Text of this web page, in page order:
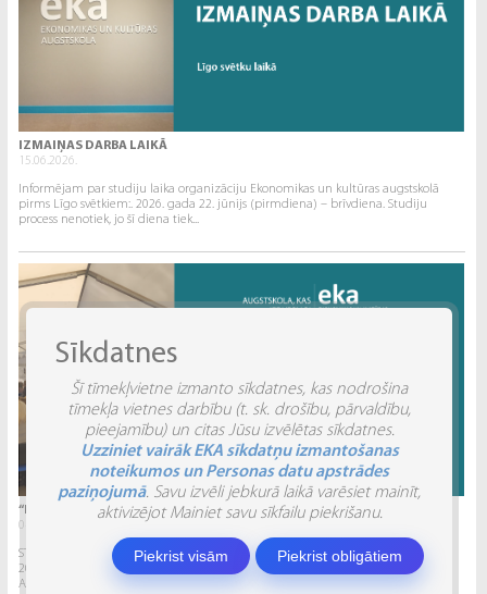
IZMAIŅAS DARBA LAIKĀ
15.06.2026.
Informējam par studiju laika organizāciju Ekonomikas un kultūras augstskolā
pirms Līgo svētkiem:. 2026. gada 22. jūnijs (pirmdiena) – brīvdiena. Studiju
process nenotiek, jo šī diena tiek...
“INVENTIO 2026” ATSKATS
04.06.2026.
STUDĒJOŠO STARPTAUTISKĀ ZINĀTNISKI PRAKTISKĀ KONFERENCE “INVENTIO 2026”.
2026. gada 29. un 30. maijā Ekonomikas un kultūras augstskola sadarbībā ar
Alberta Koledžu organizēja Studējošo...
Sīkdatnes
Šī tīmekļvietne izmanto sīkdatnes, kas nodrošina
tīmekļa vietnes darbību (t. sk. drošību, pārvaldību,
pieejamību) un citas Jūsu izvēlētas sīkdatnes.
Uzziniet vairāk EKA sīkdatņu izmantošanas
noteikumos un Personas datu apstrādes
paziņojumā. Savu izvēli jebkurā laikā varēsiet mainīt,
aktivizējot Mainiet savu sīkfailu piekrišanu.
Piekrist visām Piekrist obligātiem